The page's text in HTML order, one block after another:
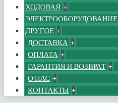
ХОДОВАЯ +
ЭЛЕКТРООБОРУДОВАНИЕ
ДРУГОЕ +
ДОСТАВКА +
ОПЛАТА +
ГАРАНТИЯ И ВОЗВРАТ +
О НАС +
КОНТАКТЫ +